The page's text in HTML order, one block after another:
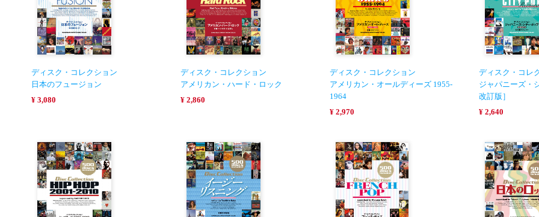
ディスク・コレクション
日本のフュージョン
¥ 3,080
ディスク・コレクション
アメリカン・ハード・ロック
¥ 2,860
ディスク・コレクション
アメリカン・オールディーズ 1955-
1964
¥ 2,970
ディスク・コレ
ジャパニーズ・
改訂版］
¥ 2,640